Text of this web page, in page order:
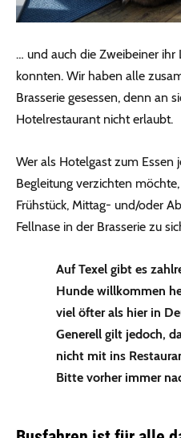
… und auch die Zweibeiner ihr
konnten. Wir haben alle
Brasserie gesessen, denn an
Hotelrestaurant nicht erlaubt.
Wer als Hotelgast zum Essen
Begleitung verzichten
Frühstück, Mittag- und/oder
Fellnase in der Brasserie zu
Auf Texel gibt es
Hunde willkommen
viel öfter als hier in
Generell gilt jedoch,
nicht mit ins
Bitte vorher immer